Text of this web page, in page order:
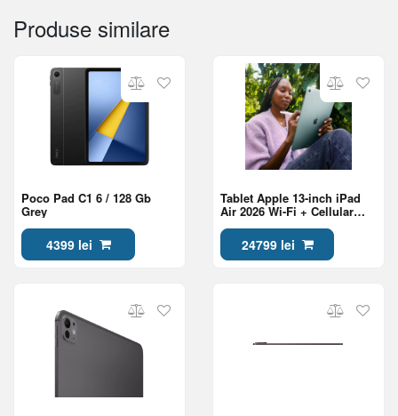
Produse similare
Poco Pad C1 6 / 128 Gb
Grey
4399 lei
Tablet Apple 13-inch iPad
Air 2026 Wi-Fi + Cellular
256GB Purple (MH9L4QA/A)
24799 lei